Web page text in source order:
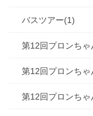
バスツアー(1)
第12回プロンち
第12回プロンち
第12回プロンち